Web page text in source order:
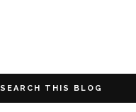
SEARCH THIS BLOG